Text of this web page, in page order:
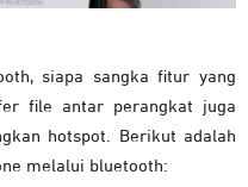
siapa sangka fitur yang
file antar perangkat juga
hotspot. Berikut adalah
melalui bluetooth: